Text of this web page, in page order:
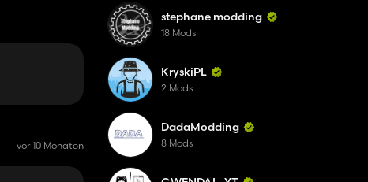
vor 10 Monaten
stephane modding
18 Mods
KryskiPL
2 Mods
DadaModding
8 Mods